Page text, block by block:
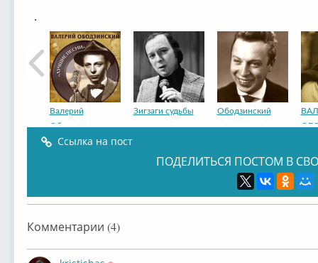
.
Валерий
Ободзин...
Зигзаги судьбы Ободзинский
Ссылка на пост
ПОДЕЛИТЬСЯ ПОСТОМ В
Комментарии (4)